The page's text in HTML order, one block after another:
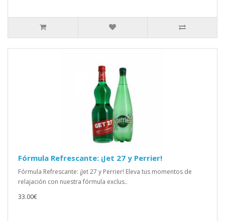
Fórmula Refrescante: ¡Jet 27 y Perrier!
Fórmula Refrescante: ¡Jet 27 y Perrier! Eleva tus momentos de
relajación con nuestra fórmula exclus..
33.00€